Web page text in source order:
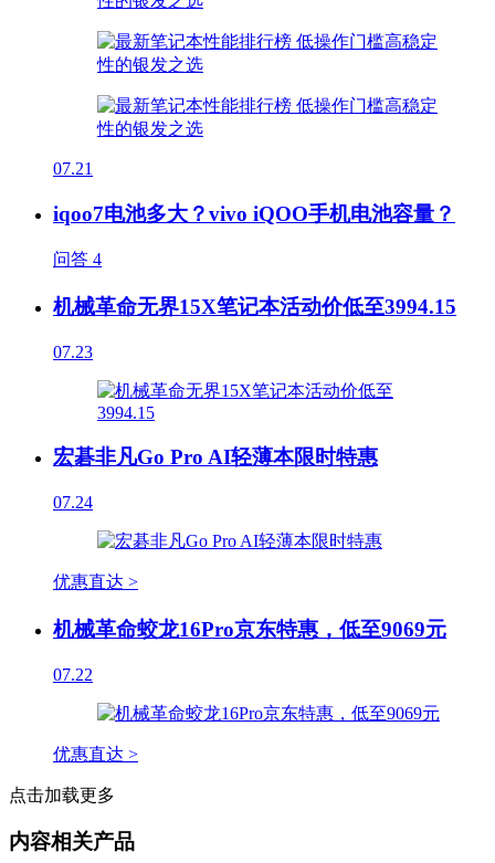
07.21
iqoo7电池多大？vivo iQOO手机电池容量？
问答 4
机械革命无界15X笔记本活动价低至3994.15
07.23
宏碁非凡Go Pro AI轻薄本限时特惠
07.24
优惠直达 >
机械革命蛟龙16Pro京东特惠，低至9069元
07.22
优惠直达 >
点击加载更多
内容相关产品